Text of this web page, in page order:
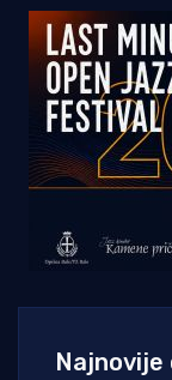
Najnovije